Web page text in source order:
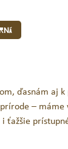
ďasnám aj
– máme
ťažšie